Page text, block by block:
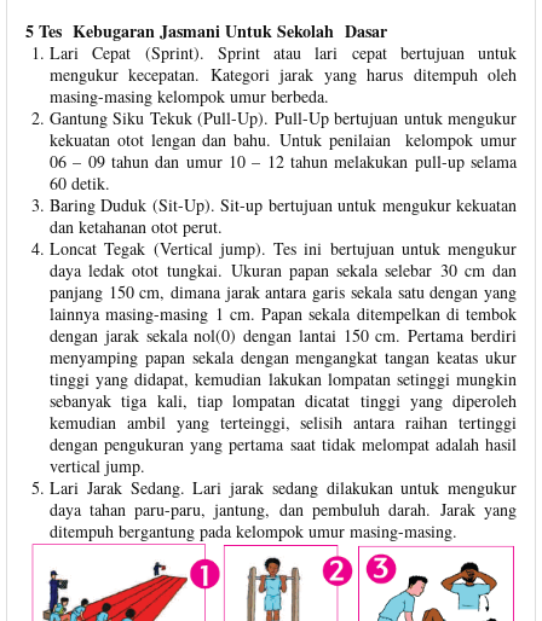
5 Tes Kebugaran Jasmani Untuk Sekolah Dasar
Lari Cepat (Sprint). Sprint atau lari cepat bertujuan untuk
mengukur kecepatan. Kategori jarak yang harus ditempuh oleh
masing-masing kelompok umur berbeda.
Gantung Siku Tekuk (Pull-Up). Pull-Up bertujuan untuk mengukur
kekuatan otot lengan dan bahu. Untuk penilaian kelompok umur
06 – 09 tahun dan umur 10 – 12 tahun melakukan pull-up selama
60 detik.
Baring Duduk (Sit-Up). Sit-up bertujuan untuk mengukur kekuatan
dan ketahanan otot perut.
Loncat Tegak (Vertical jump). Tes ini bertujuan untuk mengukur
daya ledak otot tungkai. Ukuran papan sekala selebar 30 cm dan
panjang 150 cm, dimana jarak antara garis sekala satu dengan yang
lainnya masing-masing 1 cm. Papan sekala ditempelkan di tembok
dengan jarak sekala nol(0) dengan lantai 150 cm. Pertama berdiri
menyamping papan sekala dengan mengangkat tangan keatas ukur
tinggi yang didapat, kemudian lakukan lompatan setinggi mungkin
sebanyak tiga kali, tiap lompatan dicatat tinggi yang diperoleh
kemudian ambil yang terteinggi, selisih antara raihan tertinggi
dengan pengukuran yang pertama saat tidak melompat adalah hasil
vertical jump.
Lari Jarak Sedang. Lari jarak sedang dilakukan untuk mengukur
daya tahan paru-paru, jantung, dan pembuluh darah. Jarak yang
ditempuh bergantung pada kelompok umur masing-masing.